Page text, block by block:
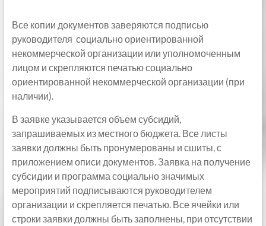
Все копии документов заверяются подписью
руководителя социально ориентированной
некоммерческой организации или уполномоченным
лицом и скрепляются печатью социально
ориентированной некоммерческой организации (при
наличии).
В заявке указывается объем субсидий,
запрашиваемых из местного бюджета. Все листы
заявки должны быть пронумерованы и сшиты, с
приложением описи документов. Заявка на получение
субсидии и программа социально значимых
мероприятий подписываются руководителем
организации и скрепляется печатью. Все ячейки или
строки заявки должны быть заполнены, при отсутствии